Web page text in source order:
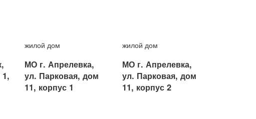
жилой дом
МО г. Апрелевка,
ул. Парковая, дом
11, корпус 1
жилой дом
МО г. Апрелевка,
ул. Парковая, дом
11, корпус 2